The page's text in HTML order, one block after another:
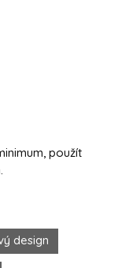
použít
design